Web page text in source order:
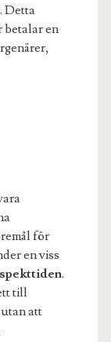
Detta
betalar en
för
en viss
.
till
att